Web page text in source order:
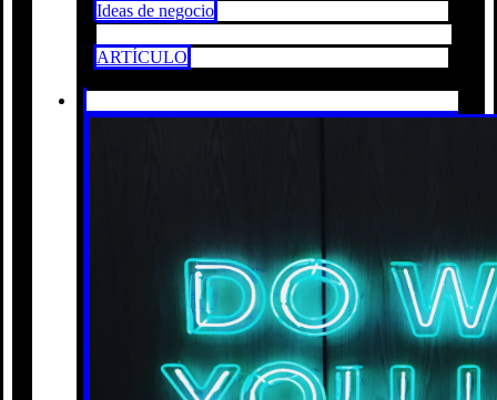
Ideas de negocio
ARTÍCULO